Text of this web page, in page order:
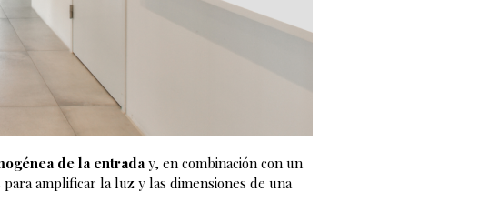
de la entrada y, en combinación con un
amplificar la luz y las dimensiones de una